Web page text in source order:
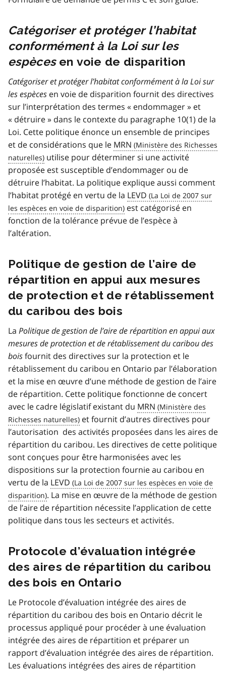
Catégoriser et protéger l’habitat
conformément à la Loi sur les
espècesen voie de disparition
Catégoriser et protéger l’habitat conformément à la Loi sur
les espèces en voie de disparition fournit des directives
sur l’interprétation des termes « endommager » et
« détruire » dans le contexte du paragraphe 10(1) de la
Loi. Cette politique énonce un ensemble de principes
et de considérations que le MRN
utilise pour déterminer si une activité
proposée est susceptible d’endommager ou de
détruire l’habitat. La politique explique aussi comment
l’habitat protégé en vertu de la LEVD
est catégorisé en
fonction de la tolérance prévue de l’espèce à
l’altération.
Politique de gestion de l’aire de
répartition en appui aux mesures
de protection et de rétablissement
du caribou des bois
La Politique de gestion de l’aire de répartition en appui aux
mesures de protection et de rétablissement du caribou des
boisfournit des directives sur la protection et le
rétablissement du caribou en Ontario par l’élaboration
et la mise en œuvre d’une méthode de gestion de l’aire
de répartition. Cette politique fonctionne de concert
avec le cadre législatif existant du MRN
et fournit d’autres directives pour
l’autorisation des activités proposées dans les aires de
répartition du caribou. Les directives de cette politique
sont conçues pour être harmonisées avec les
dispositions sur la protection fournie au caribou en
vertu de la LEVD
. La mise en œuvre de la méthode de gestion
de l’aire de répartition nécessite l’application de cette
politique dans tous les secteurs et activités.
Protocole d’évaluation intégrée
des aires de répartition du caribou
des bois en Ontario
Le Protocole d’évaluation intégrée des aires de
répartition du caribou des bois en Ontario décrit le
processus appliqué pour procéder à une évaluation
intégrée des aires de répartition et préparer un
rapport d’évaluation intégrée des aires de répartition.
Les évaluations intégrées des aires de répartition